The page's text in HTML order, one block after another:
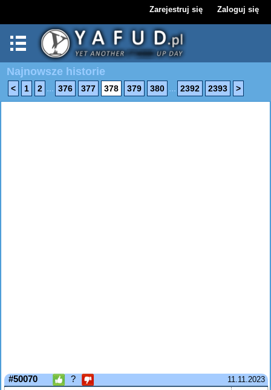
Zarejestruj się Zaloguj się
Najnowsze historie
< 1 2 ... 376 377 378 379 380 ... 2392 2393 >
11.11.2023
#50070 ?